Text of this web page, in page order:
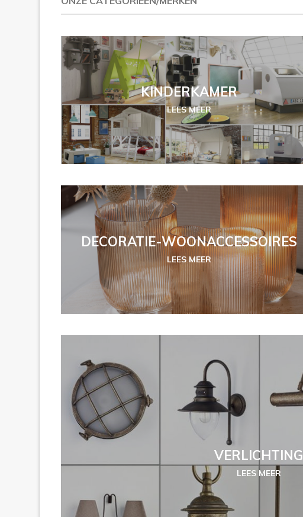
KINDERKAMER
LEES MEER
DECORATIE-WOONACCESSOIRES
LEES MEER
VERLICHTING
LEES MEER